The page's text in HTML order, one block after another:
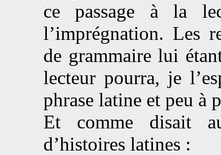
ce passage à la
l’imprégnation. Les
de grammaire lui
lecteur pourra, je
phrase latine et peu à
Et comme disait
d’histoires latines :